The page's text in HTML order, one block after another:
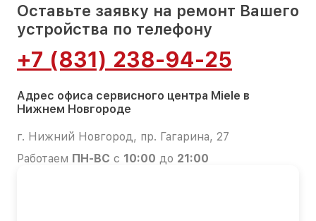
Оставьте заявку на ремонт Вашего
устройства по телефону
+7 (831) 238-94-25
Адрес офиса сервисного центра Miele в
Нижнем Новгороде
г. Нижний Новгород, пр. Гагарина, 27
Работаем ПН-ВС с 10:00 до 21:00